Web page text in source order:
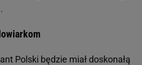
Polski będzie miał doskonałą